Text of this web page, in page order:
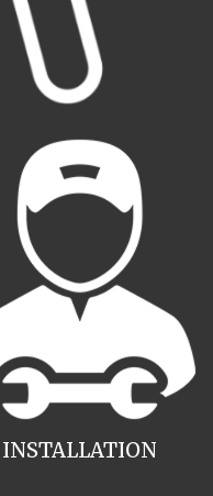
INSTALLATION